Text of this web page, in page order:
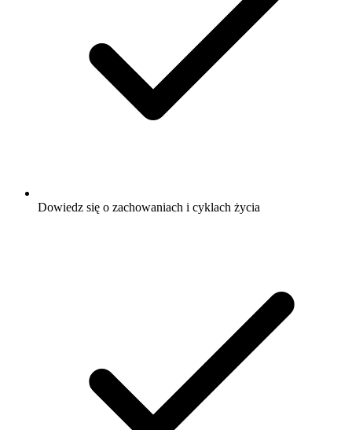
Dowiedz się o zachowaniach i cyklach życia